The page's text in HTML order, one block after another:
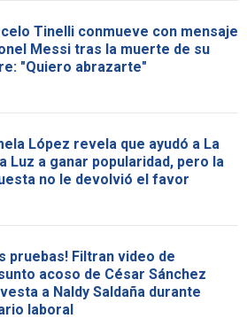
Tinelli conmueve con mensaje
Messi tras la muerte de su
"Quiero abrazarte"
López revela que ayudó a La
Luz a ganar popularidad, pero la
no le devolvió el favor
pruebas! Filtran video de
acoso de César Sánchez
a Naldy Saldaña durante
laboral